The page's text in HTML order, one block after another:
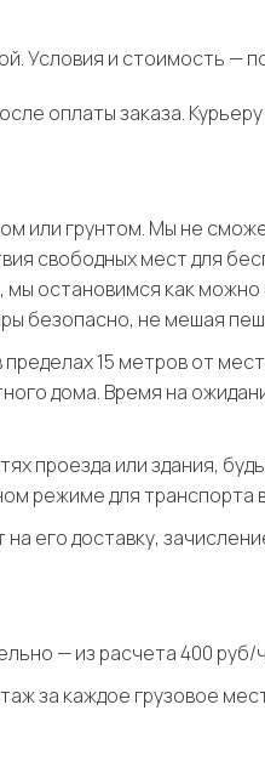
Условия и стоимость —
оплаты заказа.
грунтом. Мы не
свободных мест для
мы остановимся как
безопасно, не мешая
15 метров от
дома. Время на
проезда или здания,
режиме для транспорта
его доставку,
— из расчета 400 руб/
за каждое грузовое